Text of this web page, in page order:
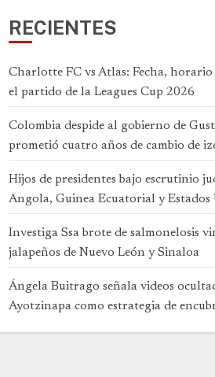
RECIENTES
Charlotte FC vs Atlas: Fecha,
el partido de la Leagues Cup 2026
Colombia despide al gobierno de
prometió cuatro años de cambio de
Hijos de presidentes bajo escrutinio
Angola, Guinea Ecuatorial y Estados
Investiga Ssa brote de salmonelosis
jalapeños de Nuevo León y Sinaloa
Ángela Buitrago señala videos
Ayotzinapa como estrategia de